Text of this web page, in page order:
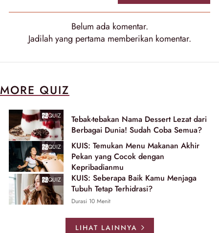
Belum ada komentar.
Jadilah yang pertama memberikan komentar.
MORE QUIZ
QUIZ
Tebak-tebakan Nama Dessert Lezat dari
Berbagai Dunia! Sudah Coba Semua?
QUIZ
KUIS: Temukan Menu Makanan Akhir
Pekan yang Cocok dengan
Kepribadianmu
QUIZ
KUIS: Seberapa Baik Kamu Menjaga
Tubuh Tetap Terhidrasi?
Durasi 10 Menit
LIHAT LAINNYA